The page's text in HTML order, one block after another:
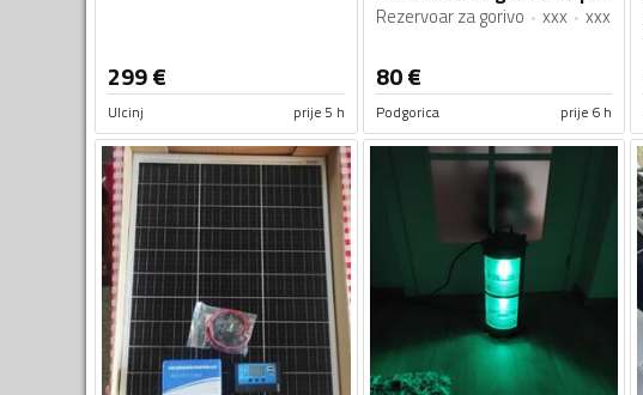
299€
Ulcinj prije 5 h
Rezervoar za gorivo xxx xxx
80€
Podgorica prije 6 h